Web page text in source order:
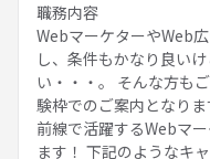
職務内容
WebマーケターやWeb
し、条件もかなり良い
い・・・。 そんな方も
験枠でのご案内となり
前線で活躍するWebマ
ます！ 下記のようなキ